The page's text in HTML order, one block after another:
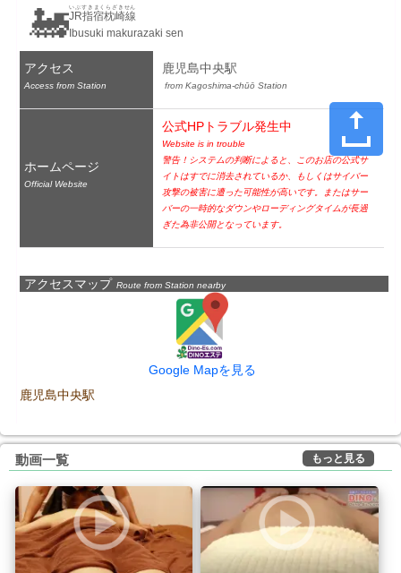
🚂JR指宿枕崎線
いぶすきまくらざきせん
Ibusuki makurazaki sen
アクセス
Access from Station
鹿児島中央駅
from Kagoshima-chūō Station
ホームページ
Official Website
公式HPトラブル発生中
Website is in trouble
警告！システムの判断によると、このお店の公式サ
イトはすでに消去されているか、もしくはサイバー
攻撃の被害に遭った可能性が高いです。またはサー
バーの一時的なダウンやローディングタイムが長過
ぎた為非公開となっています。
アクセスマップ Route from Station nearby
Google Mapを見る
鹿児島中央駅
動画一覧 もっと見る